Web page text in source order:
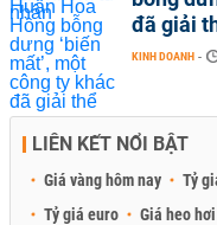
đã giải
KINH DOANH -
LIÊN KẾT NỔI BẬT
Giá vàng hôm nay Tỷ
Tỷ giá euro
Giá heo hơi